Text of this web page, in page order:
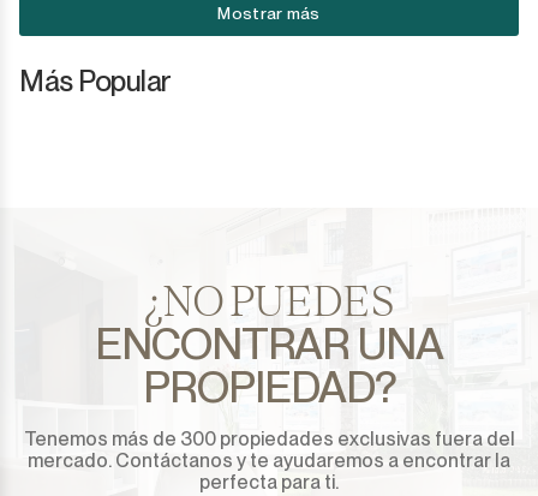
Mostrar más
Más Popular
¿NO PUEDES
ENCONTRAR UNA
PROPIEDAD?
Tenemos más de 300 propiedades exclusivas fuera del
mercado. Contáctanos y te ayudaremos a encontrar la
perfecta para ti.